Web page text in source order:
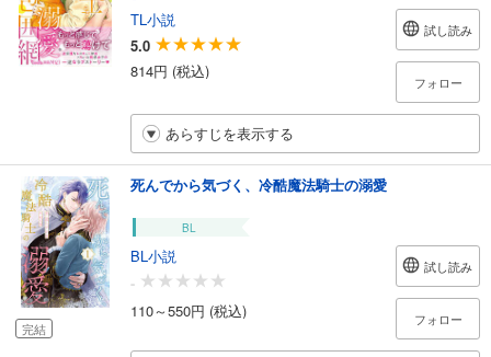
TL小説
5.0
814円 (税込)
試し読み
フォロー
あらすじを表示する
完結
死んでから気づく、冷酷魔法騎士の溺愛
BL
BL小説
-
110～550円 (税込)
試し読み
フォロー